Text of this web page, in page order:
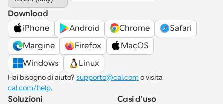
Download
iPhone
Android Chrome
Safari
Margine
Firefox
MacOS
Windows
Linux
Hai bisogno di aiuto? supporto@cal.com
cal.com/help.
Soluzioni
Casi d'uso